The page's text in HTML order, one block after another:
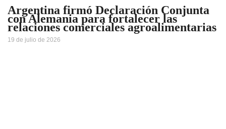
Argentina firmó Declaración Conjunta
con Alemania para fortalecer las
relaciones comerciales agroalimentarias
19 de julio de 2026